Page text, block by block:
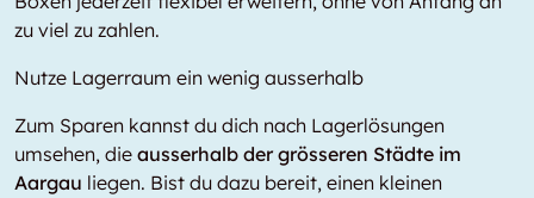
zu viel zu zahlen.
Nutze Lagerraum ein wenig ausserhalb
Zum Sparen kannst du dich nach Lagerlösungen
umsehen, die ausserhalb der grösseren Städte im
Aargau liegen. Bist du dazu bereit, einen kleinen